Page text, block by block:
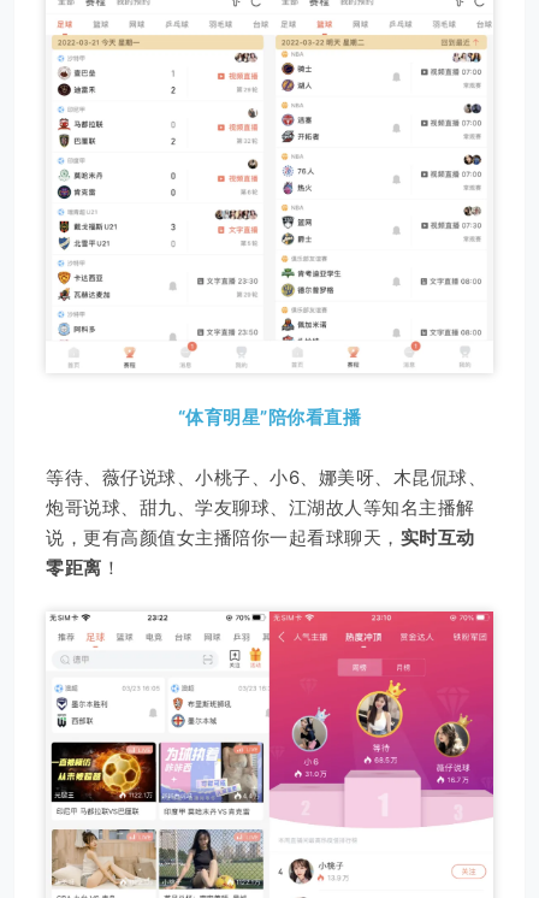
“体育明星”陪你看直播
等待、薇仔说球、小桃子、小6、娜美呀、木昆侃球、
炮哥说球、甜九、学友聊球、江湖故人等知名主播解
说，更有高颜值女主播陪你一起看球聊天， 实时互动
零距离 ！